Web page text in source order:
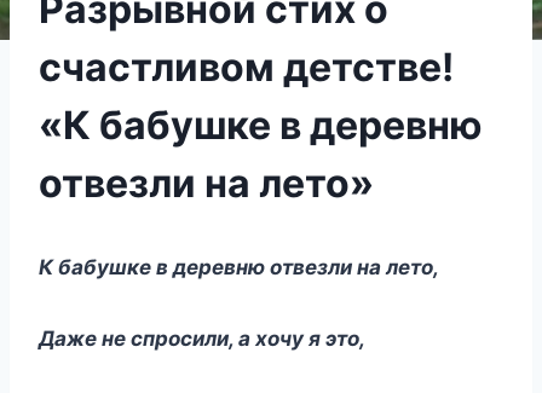
счастливом детстве!
«К бабушке в деревню
отвезли на лето»
К бабушке в деревню отвезли на лето,
Даже не спросили, а хочу я это,